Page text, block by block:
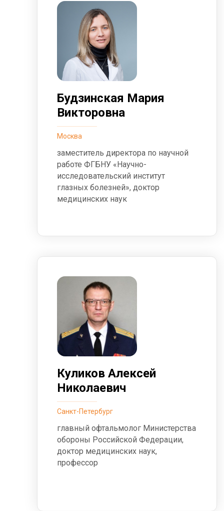
Будзинская Мария
Викторовна
Москва
заместитель директора по научной
работе ФГБНУ «Научно-
исследовательский институт
глазных болезней», доктор
медицинских наук
Куликов Алексей
Николаевич
Санкт-Петербург
главный офтальмолог Министерства
обороны Российской Федерации,
доктор медицинских наук,
профессор